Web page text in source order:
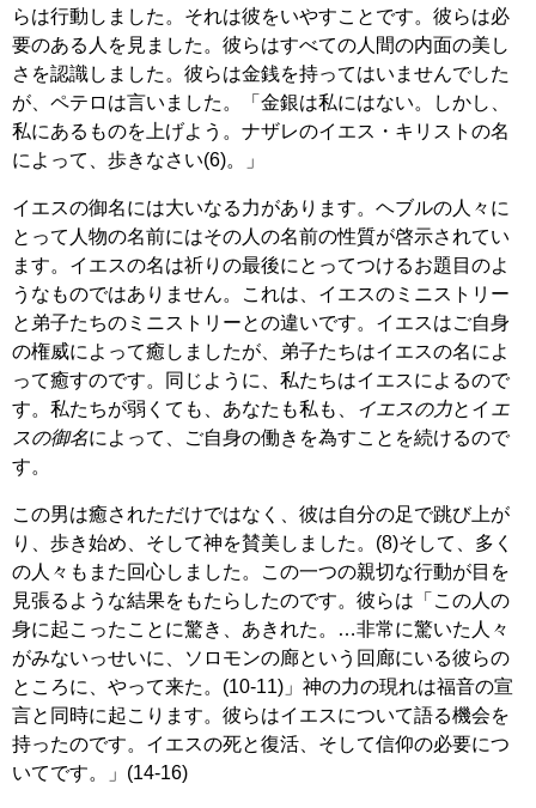
らは行動しました。それは彼をいやすことです。彼らは必
要のある人を見ました。彼らはすべての人間の内面の美し
さを認識しました。彼らは金銭を持ってはいませんでした
が、ペテロは言いました。「金銀は私にはない。しかし、
私にあるものを上げよう。ナザレのイエス・キリストの名
によって、歩きなさい(6)。」
イエスの御名には大いなる力があります。ヘブルの人々に
とって人物の名前にはその人の名前の性質が啓示されてい
ます。イエスの名は祈りの最後にとってつけるお題目のよ
うなものではありません。これは、イエスのミニストリー
と弟子たちのミニストリーとの違いです。イエスはご自身
の権威によって癒しましたが、弟子たちはイエスの名によ
って癒すのです。同じように、私たちはイエスによるので
す。私たちが弱くても、あなたも私も、
イエスの力とイ エ
スの御名によって、ご自身の働きを為すことを続けるので
す。
この男は癒されただけではなく、彼は自分の足で跳び上が
り、歩き始め、そして神を賛美しました。(8)そして、多く
の人々もまた回心しました。この一つの親切な行動が目を
見張るような結果をもたらしたのです。彼らは「この人の
身に起こったことに驚き、あきれた。…非常に驚いた人々
がみないっせいに、ソロモンの廊という回廊にいる彼らの
ところに、やって来た。(10-11)」神の力の現れは福音の宣
言と同時に起こります。彼らはイエスについて語る機会を
持ったのです。イエスの死と復活、そして信仰の必要につ
いてです。」(14-16)